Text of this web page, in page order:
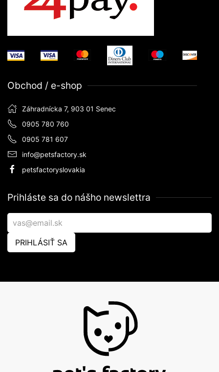
Obchod / e-shop
Záhradnícka 7, 903 01 Senec
0905 780 760
0905 781 607
info@petsfactory.sk
petsfactoryslovakia
Prihláste sa do nášho newslettra
PRIHLÁSIŤ SA